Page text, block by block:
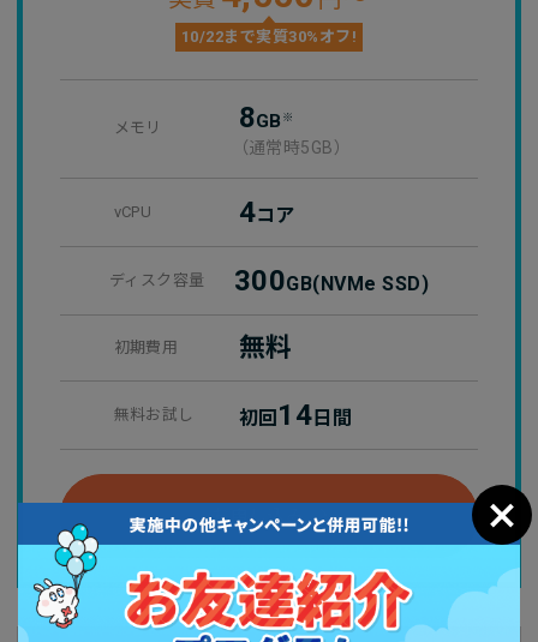
10/22まで実質30%オフ!
メモリ 8GB ※
（通常時5GB）
vCPU 4コア
ディスク容量 300GB(NVMe SSD)
初期費用 無料
無料お試し 初回 14 日間
お申し込み